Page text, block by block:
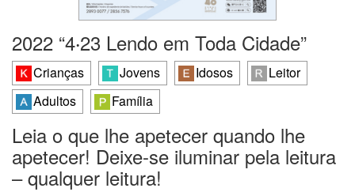
2022 “4‧23 Lendo em Toda Cidade”
Crianças Jovens Idosos
Leitor
Adultos
Família
Leia o que lhe apetecer quando lhe
apetecer! Deixe-se iluminar pela leitura
– qualquer leitura!